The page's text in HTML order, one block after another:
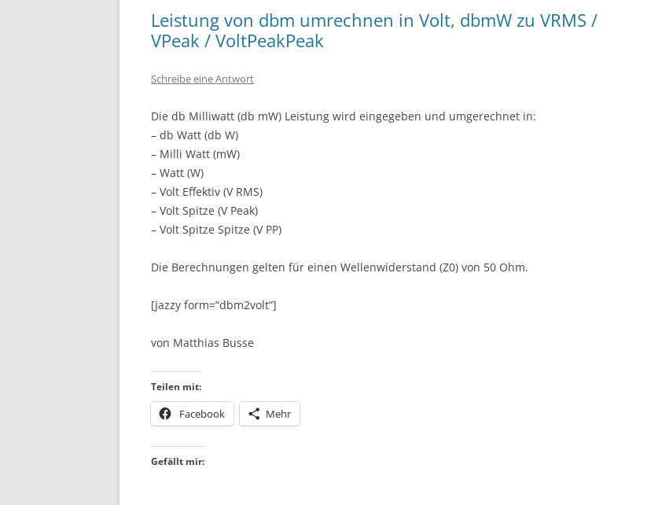
Leistung von dbm umrechnen in Volt, dbmW zu VRMS /
VPeak / VoltPeakPeak
Schreibe eine Antwort
Die db Milliwatt (db mW) Leistung wird eingegeben und umgerechnet in:
– db Watt (db W)
– Milli Watt (mW)
– Watt (W)
– Volt Effektiv (V RMS)
– Volt Spitze (V Peak)
– Volt Spitze Spitze (V PP)
Die Berechnungen gelten für einen Wellenwiderstand (Z0) von 50 Ohm.
[jazzy form=“dbm2volt“]
von Matthias Busse
Teilen mit:
Facebook Mehr
Gefällt mir: